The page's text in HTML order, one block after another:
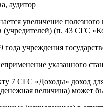
аудитор
увеличение
(учредителей) (п. 43 СГС
года учреждения
указанного
7 СГС «Доходы» доход
величина) может